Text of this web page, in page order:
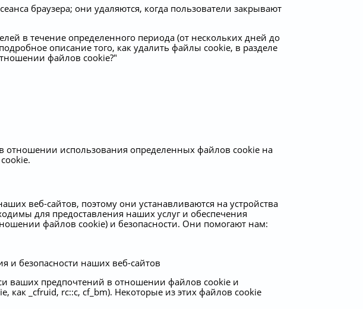
браузера; они удаляются, когда пользователи закрывают
в течение определенного периода (от нескольких дней до
описание того, как удалить файлы cookie, в разделе
файлов cookie?"
отношении использования определенных файлов cookie на
веб-сайтов, поэтому они устанавливаются на устройства
для предоставления наших услуг и обеспечения
файлов cookie) и безопасности. Они помогают нам:
и безопасности наших веб-сайтов
ваших предпочтений в отношении файлов cookie и
как _cfruid, rc::c, cf_bm). Некоторые из этих файлов cookie